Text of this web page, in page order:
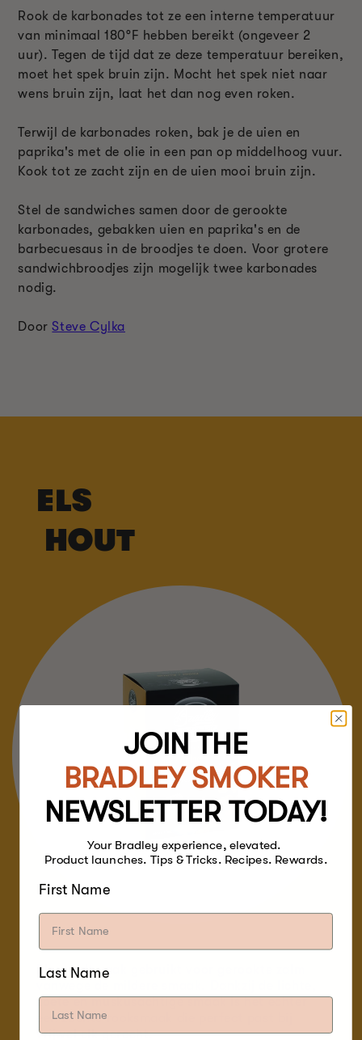
Rook de karbonades tot ze een interne temperatuur
van minimaal 180°F hebben bereikt (ongeveer 2
uur). Tegen de tijd dat ze deze temperatuur bereiken,
moet het spek bruin zijn. Mocht het spek niet naar
wens bruin zijn, laat het dan nog even roken.
Terwijl de karbonades roken, bak je de uien en
paprika's met de olie in een pan op middelhoog vuur.
Kook tot ze zacht zijn en de uien mooi bruin zijn.
Stel de sandwiches samen door de gerookte
karbonades, gebakken uien en paprika's en de
barbecuesaus in de broodjes te doen. Voor grotere
sandwichbroodjes zijn mogelijk twee karbonades
nodig.
DoorSteve Cylka
ELS
HOUT
Els wordt vaak gebruikt voor gerookte zalm
zoete en muskusachtige smaak is het echter
een zachte rooksmaak die perfect past bij
vrijwel elk gerecht.
JOIN THE
BRADLEY SMOKER
NEWSLETTER TODAY!
Your Bradley experience, elevated.
Product launches. Tips & Tricks. Recipes. Rewards.
First Name
Last Name